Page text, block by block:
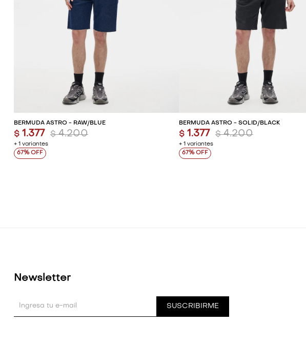
AGREGAR AL CARRITO
BERMUDA ASTRO - RAW/BLUE
+ 1 variantes
$ 1.377 $ 4.200
67
AGREGAR AL CARRITO
BERMUDA ASTRO - SOLID/BLACK
+ 1 variantes
$ 1.377 $ 4.200
67
Newsletter
SUSCRIBIRME